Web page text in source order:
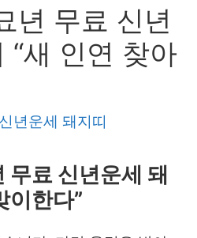
뉴
년 무료 신년
“새 인연 찾아
신년운세 돼지띠
료 신년운세 돼
이한다”